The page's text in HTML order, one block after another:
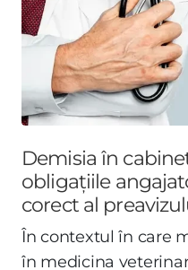
Demisia în
obligațiile
corect al
În contextul în care
în medicina